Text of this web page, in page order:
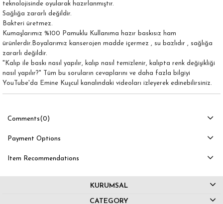
teknolojisinde oyularak hazırlanmıştır.
Sağlığa zararlı değildir.
Bakteri üretmez.
Kumaşlarımız %100 Pamuklu Kullanıma hazır baskısız ham
ürünlerdir.Boyalarımız kanserojen madde içermez , su bazlıdır , sağlığa
zararlı değildir.
"Kalıp ile baskı nasıl yapılır, kalıp nasıl temizlenir, kalıpta renk değişikliği
nasıl yapılır?" Tüm bu soruların cevaplarını ve daha fazla bilgiyi
YouTube'da Emine Kuşcul kanalındaki videoları izleyerek edinebilirsiniz.
Comments(0)
Payment Options
Item Recommendations
KURUMSAL
CATEGORY